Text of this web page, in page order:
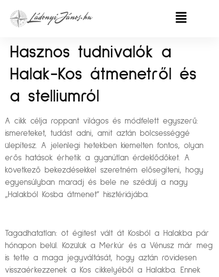
Hasznos tudnivalók a
Halak-Kos átmenetről és
a stelliumról
A cikk célja roppant világos és módfelett egyszerű:
ismereteket, tudást adni, amit aztán bölcsességgé
ülepítesz. A jelenlegi hetekben kiemelten fontos, olyan
erős hatások érhetik a gyanútlan érdeklődőket. A
következő bekezdésekkel szeretném elősegíteni, hogy
egyensúlyban maradj és bele ne szédülj a nagy
„Halakból Kosba átmenet” hisztériájába.
Tagadhatatlan: öt égitest vált át Kosból a Halakba pár
hónapon belül. Közülük a Merkúr és a Vénusz már meg
is tette a maga jegyváltását, hogy aztán rövidesen
visszaérkezzenek a Kos cikkelyéből a Halakba. Ennek